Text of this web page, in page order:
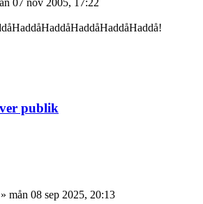
07 nov 2005, 17:22
publik
» mån 08 sep 2025, 20:13